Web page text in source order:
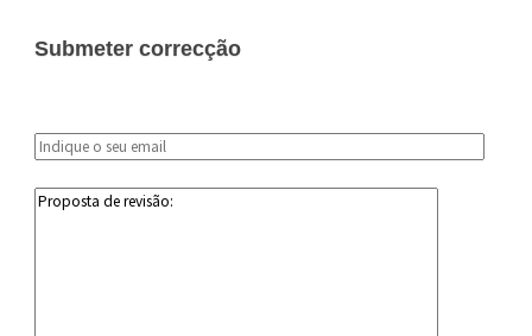
Submeter correcção